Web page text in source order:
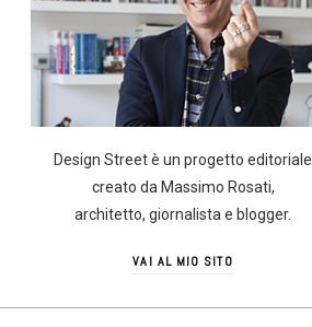
Design Street è un progetto editoriale
creato da Massimo Rosati,
architetto, giornalista e blogger.
VAI AL MIO SITO